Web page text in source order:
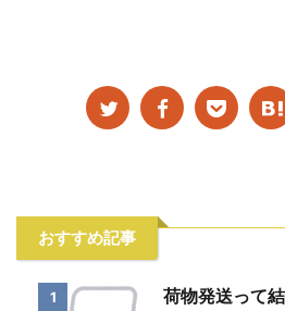
おすすめ記事
1
荷物発送って